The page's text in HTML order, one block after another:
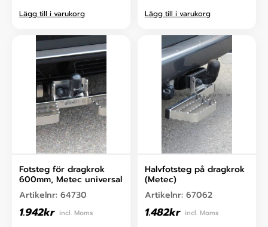
Lägg till i varukorg Lägg till i varukorg
Fotsteg för dragkrok
600mm, Metec universal
Artikelnr: 64730
1.942kr incl. Moms
Halvfotsteg på dragkrok
(Metec)
Artikelnr: 67062
1.482kr incl. Moms